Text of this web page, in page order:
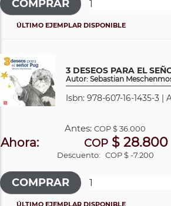
ÚLTIMO EJEMPLAR DISPONIBLE
3 DESEOS PARA EL
Autor: Sebastian
Isbn: 978-607-16-1435-3 |
Antes:COP$ 36.000
Ahora: COP$ 28.800
Descuento: COP $ -7.200
ÚLTIMO EJEMPLAR DISPONIBLE